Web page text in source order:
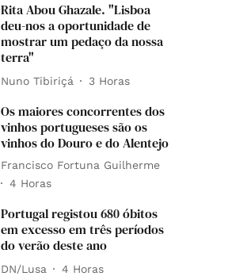
Rita Abou Ghazale. "Lisboa
deu-nos a oportunidade de
mostrar um pedaço da nossa
terra"
Nuno Tibiriçá 3 Horas
Os maiores concorrentes dos
vinhos portugueses são os
vinhos do Douro e do Alentejo
Francisco Fortuna Guilherme
4 Horas
Portugal registou 680 óbitos
em excesso em três períodos
do verão deste ano
DN/Lusa 4 Horas